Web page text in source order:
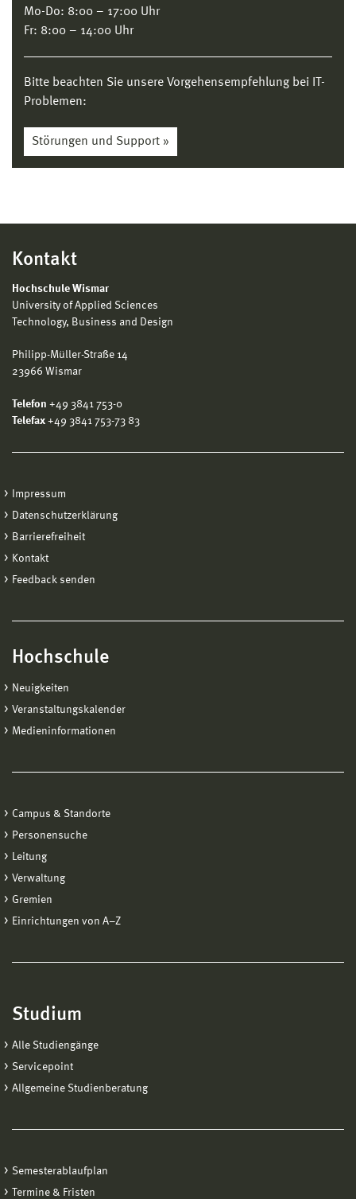
Mo-Do: 8:00 – 17:00 Uhr
Fr: 8:00 – 14:00 Uhr
Bitte beachten Sie unsere Vorgehensempfehlung bei IT-
Problemen:
Störungen und Support »
Kontakt
Hochschule Wismar
University of Applied Sciences
Technology, Business and Design
Philipp-Müller-Straße 14
23966 Wismar
Telefon +49 3841 753-0
Telefax +49 3841 753-73 83
Impressum
Datenschutzerklärung
Barrierefreiheit
Kontakt
Feedback senden
Hochschule
Neuigkeiten
Veranstaltungskalender
Medieninformationen
Campus & Standorte
Personensuche
Leitung
Verwaltung
Gremien
Einrichtungen von A−Z
Studium
Alle Studiengänge
Servicepoint
Allgemeine Studienberatung
Semesterablaufplan
Termine & Fristen